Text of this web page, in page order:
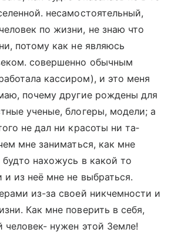
несамостоятельный,
по жизни, не знаю что
потому как не являюсь
сове­ршенно обычным
кассиром), и это меня
почему другие рожд­ены для
ученые, бло­геры, модели; а
не дал ни красоты ни та­
мне заниматься, как мне
нахожусь в какой то
из неё мне не выбраться.
из-за своей никчемности и
Как мне поверить в себя,
человек- нужен этой Земле!